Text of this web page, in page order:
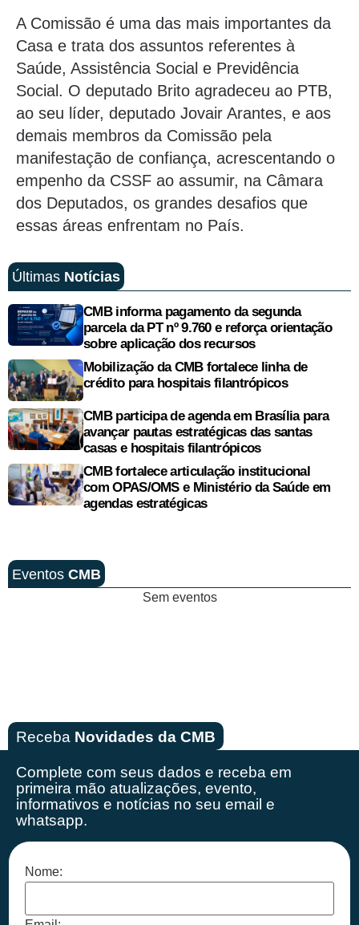
A Comissão é uma das mais importantes da
Casa e trata dos assuntos referentes à
Saúde, Assistência Social e Previdência
Social. O deputado Brito agradeceu ao PTB,
ao seu líder, deputado Jovair Arantes, e aos
demais membros da Comissão pela
manifestação de confiança, acrescentando o
empenho da CSSF ao assumir, na Câmara
dos Deputados, os grandes desafios que
essas áreas enfrentam no País.
Últimas Notícias
CMB informa pagamento da segunda
parcela da PT nº 9.760 e reforça orientação
sobre aplicação dos recursos
Mobilização da CMB fortalece linha de
crédito para hospitais filantrópicos
CMB participa de agenda em Brasília para
avançar pautas estratégicas das santas
casas e hospitais filantrópicos
CMB fortalece articulação institucional
com OPAS/OMS e Ministério da Saúde em
agendas estratégicas
Eventos CMB
Sem eventos
Receba Novidades da CMB
Complete com seus dados e receba em
primeira mão atualizações, evento,
informativos e notícias no seu email e
whatsapp.
Nome: